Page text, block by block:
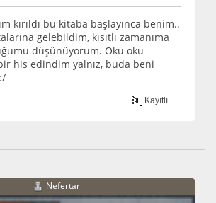
kırıldı bu kitaba başlayınca benim..
gelebildim, kısıtlı zamanıma
düşünüyorum. Oku oku
his edindim yalnız, buda beni
Kayıtlı
Nefertari